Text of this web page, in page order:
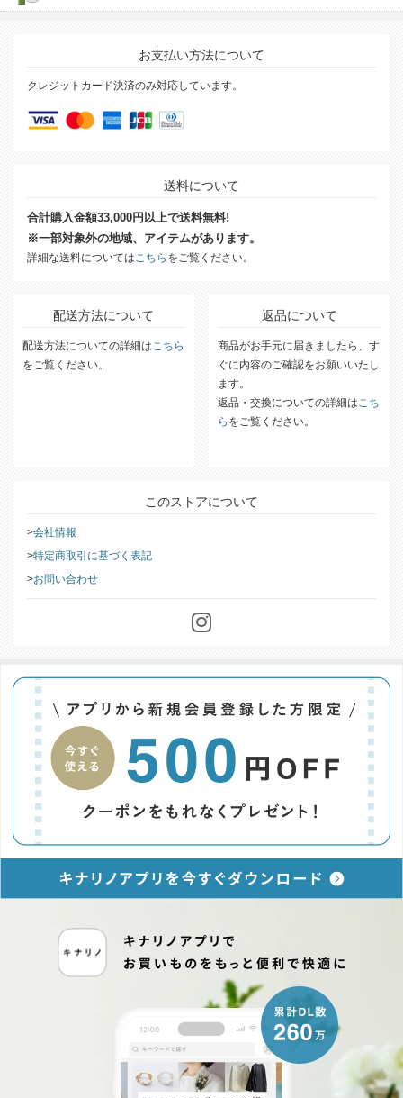
お支払い方法について
クレジットカード決済のみ対応しています。
送料について
合計購入金額33,000円以上で送料無料!
※一部対象外の地域、アイテムがあります。
詳細な送料についてはこちら をご覧ください。
配送方法について
配送方法についての詳細はこちら
をご覧ください。
返品について
商品がお手元に届きましたら、す
ぐに内容のご確認をお願いいたし
ます。
返品・交換についての詳細はこち
ら をご覧ください。
このストアについて
会社情報
特定商取引に基づく表記
お問い合わせ